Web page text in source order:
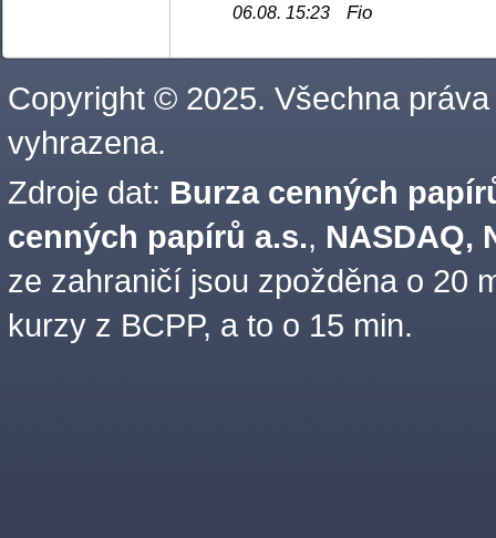
06.08. 15:23 Fio
Copyright © 2025. Všechna práva
vyhrazena.
Zdroje dat: Burza cenných
cenných papírů a.s., NASDAQ,
ze zahraničí jsou zpožděna o 20
kurzy z BCPP, a to o 15 min.